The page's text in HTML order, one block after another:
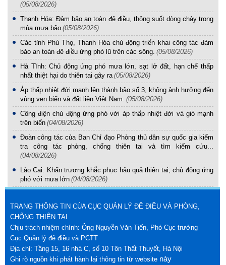
(05/08/2026)
Thanh Hóa: Đảm bảo an toàn đê điều, thông suốt dòng chảy trong
mùa mưa bão (05/08/2026)
Các tỉnh Phú Thọ, Thanh Hóa chủ động triển khai công tác đảm
bảo an toàn đê điều ứng phó lũ trên các sông. (05/08/2026)
Hà Tĩnh: Chủ động ứng phó mưa lớn, sạt lở đất, hạn chế thấp
nhất thiệt hại do thiên tai gây ra (05/08/2026)
Áp thấp nhiệt đới mạnh lên thành bão số 3, không ảnh hưởng đến
vùng ven biển và đất liền Việt Nam. (05/08/2026)
Công điện chủ động ứng phó với áp thấp nhiệt đới và gió mạnh
trên biển (04/08/2026)
Đoàn công tác của Ban Chỉ đạo Phòng thủ dân sự quốc gia kiểm
tra công tác phòng, chống thiên tai và tìm kiếm cứu...
(04/08/2026)
Lào Cai: Khẩn trương khắc phục hậu quả thiên tai, chủ động ứng
phó với mưa lớn (04/08/2026)
TRANG THÔNG TIN CỦA CỤC QUẢN LÝ ĐÊ ĐIỀU VÀ PHÒNG,
CHỐNG THIÊN TAI
Chịu trách nhiệm chính: Ông Nguyễn Văn Tiến, Phó Cục trưởng
Cục Quản lý đê điều và PCTT
Địa chỉ: Tầng 15, 16 nhà C, số 10 Tôn Thất Thuyết, Hà Nội
Ghi rõ nguồn khi phát hành lại thông tin từ website này